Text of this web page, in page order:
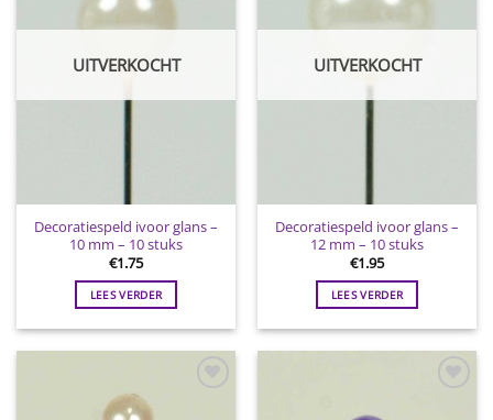
UITVERKOCHT
Decoratiespeld ivoor glans –
10 mm – 10 stuks
€1.75
LEES VERDER
UITVERKOCHT
Decoratiespeld ivoor glans –
12 mm – 10 stuks
€1.95
LEES VERDER